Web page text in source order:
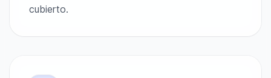
cubierto.